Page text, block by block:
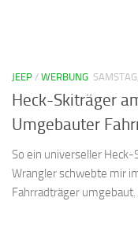
JEEP / WERBUNG
Heck-Skiträger
Umgebauter
So ein universeller
Wrangler schwebte mir
Fahrradträger umgebaut.